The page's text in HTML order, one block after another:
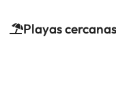
Playas cercanas